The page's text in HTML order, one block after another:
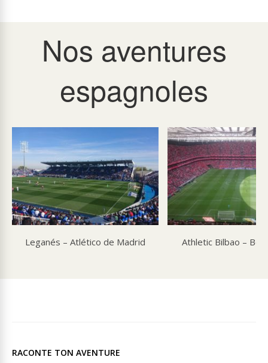
Nos aventures
espagnoles
Leganés – Atlético de Madrid Athletic Bilbao –
RACONTE TON AVENTURE